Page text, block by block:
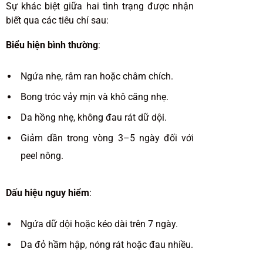
Sự khác biệt giữa hai tình trạng được nhận
biết qua các tiêu chí sau:
Biểu hiện bình thường:
Ngứa nhẹ, râm ran hoặc châm chích.
Bong tróc vảy mịn và khô căng nhẹ.
Da hồng nhẹ, không đau rát dữ dội.
Giảm dần trong vòng 3–5 ngày đối với
peel nông.
Dấu hiệu nguy hiểm:
Ngứa dữ dội hoặc kéo dài trên 7 ngày.
Da đỏ hầm hập, nóng rát hoặc đau nhiều.